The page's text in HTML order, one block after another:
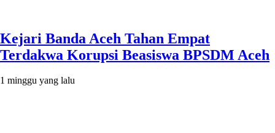
Kejari Banda Aceh Tahan Empat
Terdakwa Korupsi Beasiswa BPSDM Aceh
1 minggu yang lalu